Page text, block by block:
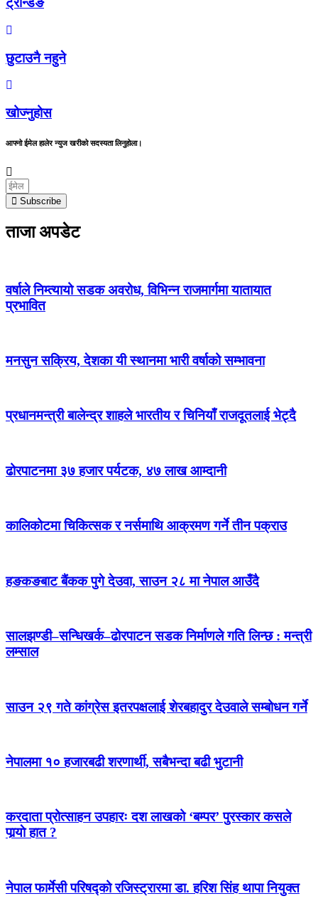
छुटाउनै नहुने
खोज्नुहोस
आफ्नो ईमेल हालेर न्युज खरीको सदस्यता लिनुहोला।
Subscribe
ताजा अपडेट
वर्षाले निम्त्यायो सडक अवरोध, विभिन्न राजमार्गमा यातायात
प्रभावित
मनसुन सक्रिय, देशका यी स्थानमा भारी वर्षाको सम्भावना
प्रधानमन्त्री बालेन्द्र शाहले भारतीय र चिनियाँ राजदूतलाई भेट्दै
ढोरपाटनमा ३७ हजार पर्यटक, ४७ लाख आम्दानी
कालिकोटमा चिकित्सक र नर्समाथि आक्रमण गर्ने तीन पक्राउ
हङकङबाट बैंकक पुगे देउवा, साउन २८ मा नेपाल आउँदै
सालझण्डी–सन्धिखर्क–ढोरपाटन सडक निर्माणले गति लिन्छ : मन्त्री
लम्साल
साउन २९ गते कांग्रेस इतरपक्षलाई शेरबहादुर देउवाले सम्बोधन गर्ने
नेपालमा १० हजारबढी शरणार्थी, सबैभन्दा बढी भुटानी
करदाता प्रोत्साहन उपहारः दश लाखको ‘बम्पर’ पुरस्कार कसले
पार्‍याे हात ?
नेपाल फार्मेसी परिषद्को रजिस्ट्रारमा डा. हरिश सिंह थापा नियुक्त